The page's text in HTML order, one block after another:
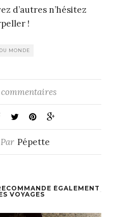
d’autres n’hésitez
!
MONDE
commentaires
Par Pépette
ÉGALEMENT
VOYAGES